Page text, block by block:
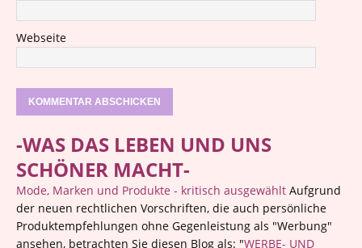
Webseite
-WAS DAS LEBEN UND UNS
SCHÖNER MACHT-
Mode, Marken und Produkte - kritisch ausgewählt Aufgrund
der neuen rechtlichen Vorschriften, die auch persönliche
Produktempfehlungen ohne Gegenleistung als "Werbung"
ansehen, betrachten Sie diesen Blog als: "WERBE- UND